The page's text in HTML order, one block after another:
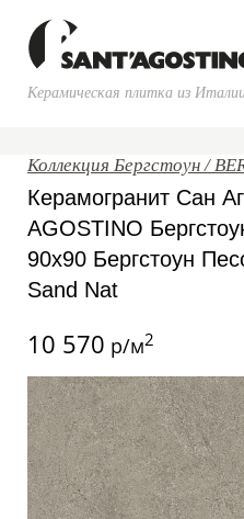
Керамическая плитка из
Коллекция Бергстоун /
Керамогранит Сан
AGOSTINO
90x90 Бергстоун
Sand Nat
10 570 р/м2